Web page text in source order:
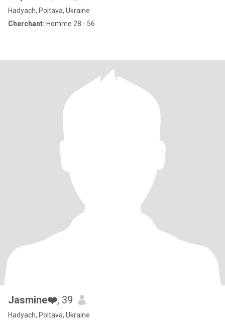
Hadyach, Poltava, Ukraine
Cherchant: Homme 28 - 56
Jasmine❤️, 39
Hadyach, Poltava, Ukraine